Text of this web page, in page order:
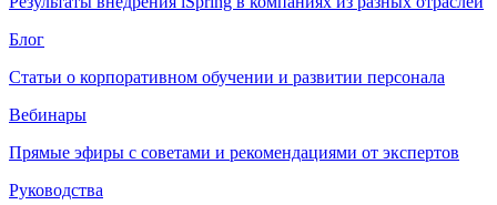
Блог
Статьи о корпоративном обучении и развитии персонала
Вебинары
Прямые эфиры с советами и рекомендациями от экспертов
Руководства